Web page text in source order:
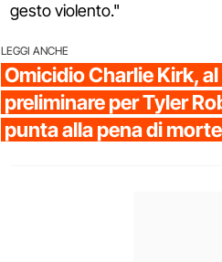
gesto violento."
LEGGI ANCHE
Omicidio Charlie Kirk,
preliminare per Tyler
punta alla pena di morte